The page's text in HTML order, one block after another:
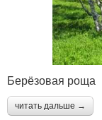
Берёзовая роща
читать дальше →